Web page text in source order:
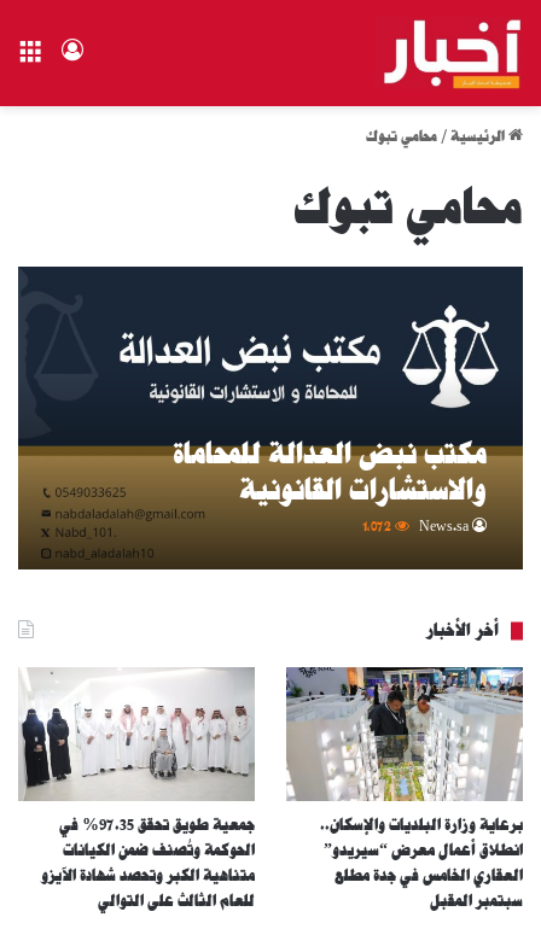
تسجيل
الرئيسية / محامي تبوك
محامي تبوك
مكتب نبض العدالة للمحاماة
والاستشارات القانونية
News.sa 1٬072
أخر الأخبار
برعاية وزارة البلديات والإسكان..
انطلاق أعمال معرض “سيريدو”
العقاري الخامس في جدة مطلع
سبتمبر المقبل
جمعية طويق تحقق 97.35% في
الحوكمة وتُصنف ضمن الكيانات
متناهية الكبر وتحصد شهادة الآيزو
للعام الثالث على التوالي